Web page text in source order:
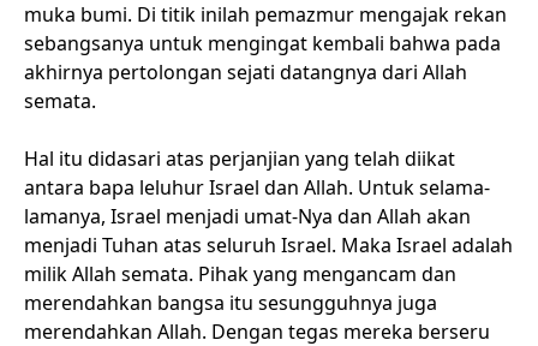
muka bumi. Di titik inilah pemazmur mengajak rekan
sebangsanya untuk mengingat kembali bahwa pada
akhirnya pertolongan sejati datangnya dari Allah
semata.
Hal itu didasari atas perjanjian yang telah diikat
antara bapa leluhur Israel dan Allah. Untuk selama-
lamanya, Israel menjadi umat-Nya dan Allah akan
menjadi Tuhan atas seluruh Israel. Maka Israel adalah
milik Allah semata. Pihak yang mengancam dan
merendahkan bangsa itu sesungguhnya juga
merendahkan Allah. Dengan tegas mereka berseru